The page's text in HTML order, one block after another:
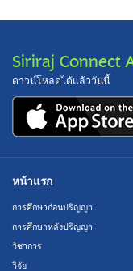
Siriraj Connect
ดาวน์โหลดได้แล้ววันนี้
หน้าแรก
การศึกษาก่อนปริญญา
การศึกษาหลังปริญญา
วิชาการ
วิจัย